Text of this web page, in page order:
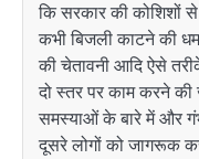
कि सरकार की कोशिशों
कभी बिजली काटने की
की चेतावनी आदि ऐसे
दो स्तर पर काम करने
समस्याओं के बारे में और
दूसरे लोगों को जागरूक